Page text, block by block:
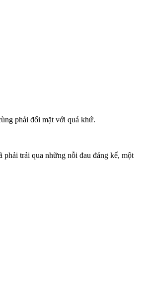
phải đối mặt với quá khứ.
phải trải qua những nỗi đau đáng kể, một